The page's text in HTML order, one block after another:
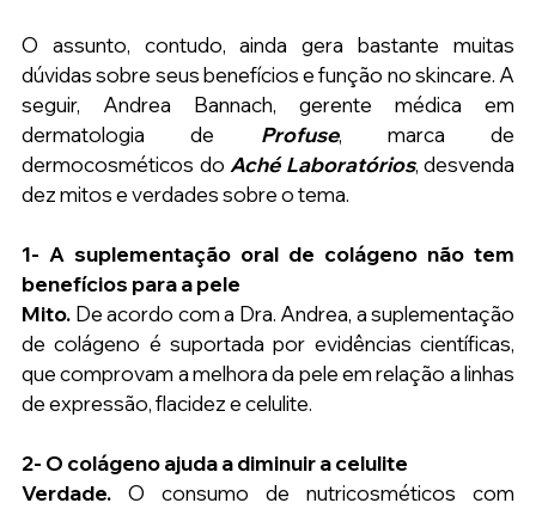
O assunto, contudo, ainda gera bastante muitas
dúvidas sobre seus benefícios e função no skincare. A
seguir, Andrea Bannach, gerente médica em
dermatologia de Profuse, marca de
dermocosméticos do Aché Laboratórios, desvenda
dez mitos e verdades sobre o tema.
1- A suplementação oral de colágeno não tem
benefícios para a pele
Mito. De acordo com a Dra. Andrea, a suplementação
de colágeno é suportada por evidências científicas,
que comprovam a melhora da pele em relação a linhas
de expressão, flacidez e celulite.
2- O colágeno ajuda a diminuir a celulite
Verdade. O consumo de nutricosméticos com